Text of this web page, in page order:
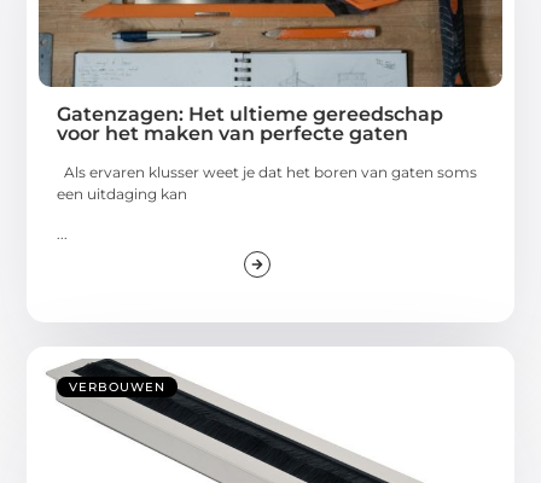
Gatenzagen: Het ultieme gereedschap
voor het maken van perfecte gaten
Als ervaren klusser weet je dat het boren van gaten soms
een uitdaging kan
VERBOUWEN